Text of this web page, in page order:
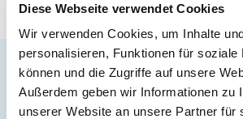
Diese Webseite verwendet Cookies
Wir verwenden Cookies, um Inhalte
personalisieren, Funktionen für soziale
können und die Zugriffe auf unsere
Außerdem geben wir Informationen zu
unserer Website an unsere Partner für
Callback
Service